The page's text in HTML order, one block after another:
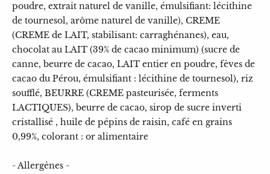
poudre, extrait naturel de vanille, émulsifiant: lécithine
de tournesol, arôme naturel de vanille), CREME
(CREME de LAIT, stabilisant: carraghénanes), eau,
chocolat au LAIT (39% de cacao minimum) (sucre de
canne, beurre de cacao, LAIT entier en poudre, fèves de
cacao du Pérou, émulsifiant : lécithine de tournesol), riz
soufflé, BEURRE (CREME pasteurisée, ferments
LACTIQUES), beurre de cacao, sirop de sucre inverti
cristallisé , huile de pépins de raisin, café en grains
0,99%, colorant : or alimentaire
- Allergènes -